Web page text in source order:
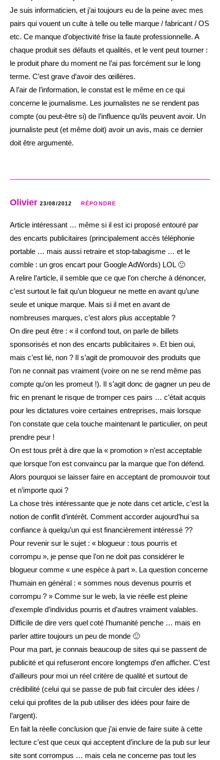
Je suis informaticien, et j’ai toujours eu de la peine avec mes
pairs qui vouent un culte à telle ou telle marque / fabricant / OS
etc. Ce manque d’objectivité frise la faute professionnelle. A
chaque produit ses défauts et qualités, et le vent peut tourner :
le produit phare du moment ne l’ai pas forcément sur le long
terme. C’est grave d’avoir des œillères.
A l’air de l’information, le constat est le même en ce qui
concerne le journalisme. Les journalistes ne se rendent pas
compte (ou peut-être si) de l’influence qu’ils peuvent avoir. Un
journaliste peut (et même doit) avoir un avis, mais ce dernier
doit être argumenté.
Olivier 23/08/2012 RÉPONDRE
Article intéressant … même si il est ici proposé entouré par
des encarts publicitaires (principalement accès téléphonie
portable … mais aussi retraire et stop-tabagisme … et le
comble : un gros encart pour Google AdWords) LOL 🙂
A relire l’article, il semble que ce que l’on cherche à dénoncer,
c’est surtout le fait qu’un blogueur ne mette en avant qu’une
seule et unique marque. Mais si il met en avant de
nombreuses marques, c’est alors plus acceptable ?
On dire peut être : « il confond tout, on parle de billets
sponsorisés et non des encarts publicitaires ». Et bien oui,
mais c’est lié, non ? Il s’agit de promouvoir des produits que
l’on ne connait pas vraiment (voire on ne se rend même pas
compte qu’on les promeut !). Il s’agit donc de gagner un peu de
fric en prenant le risque de tromper ces pairs … c’était acquis
pour les dictatures voire certaines entreprises, mais lorsque
l’on constate que cela touche maintenant le particulier, on peut
prendre peur !
On est tous prêt à dire que la « promotion » n’est acceptable
que lorsque l’on est convaincu par la marque que l’on défend.
Alors pourquoi se laisser faire en acceptant de promouvoir tout
et n’importe quoi ?
La chose très intéressante que je note dans cet article, c’est la
notion de conflit d’intérêt. Comment accorder aujourd’hui sa
confiance à quelqu’un qui est financièrement intéressé ??
Pour revenir sur le sujet : « blogueur : tous pourris et
corrompu », je pense que l’on ne doit pas considérer le
blogueur comme « une espèce à part ». La question concerne
l’humain en général : « sommes nous devenus pourris et
corrompu ? » Comme sur le web, la vie réelle est pleine
d’exemple d’individus pourris et d’autres vraiment valables.
Difficile de dire vers quel coté l’humanité penche … mais en
parler attire toujours un peu de monde 🙂
Pour ma part, je connais beaucoup de sites qui se passent de
publicité et qui refuseront encore longtemps d’en afficher. C’est
d’ailleurs pour moi un réel critère de qualité et surtout de
crédibilité (celui qui se passe de pub fait circuler des idées /
celui qui profites de la pub utiliser des idées pour faire de
l’argent).
En fait la réelle conclusion que j’ai envie de faire suite à cette
lecture c’est que ceux qui acceptent d’inclure de la pub sur leur
site sont corrompus … mais cela ne concerne pas tout les